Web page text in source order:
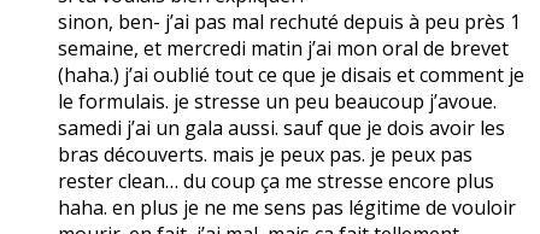
sinon, ben- j’ai pas mal rechuté depuis à peu près 1
semaine, et mercredi matin j’ai mon oral de brevet
(haha.) j’ai oublié tout ce que je disais et comment je
le formulais. je stresse un peu beaucoup j’avoue.
samedi j’ai un gala aussi. sauf que je dois avoir les
bras découverts. mais je peux pas. je peux pas
rester clean… du coup ça me stresse encore plus
haha. en plus je ne me sens pas légitime de vouloir